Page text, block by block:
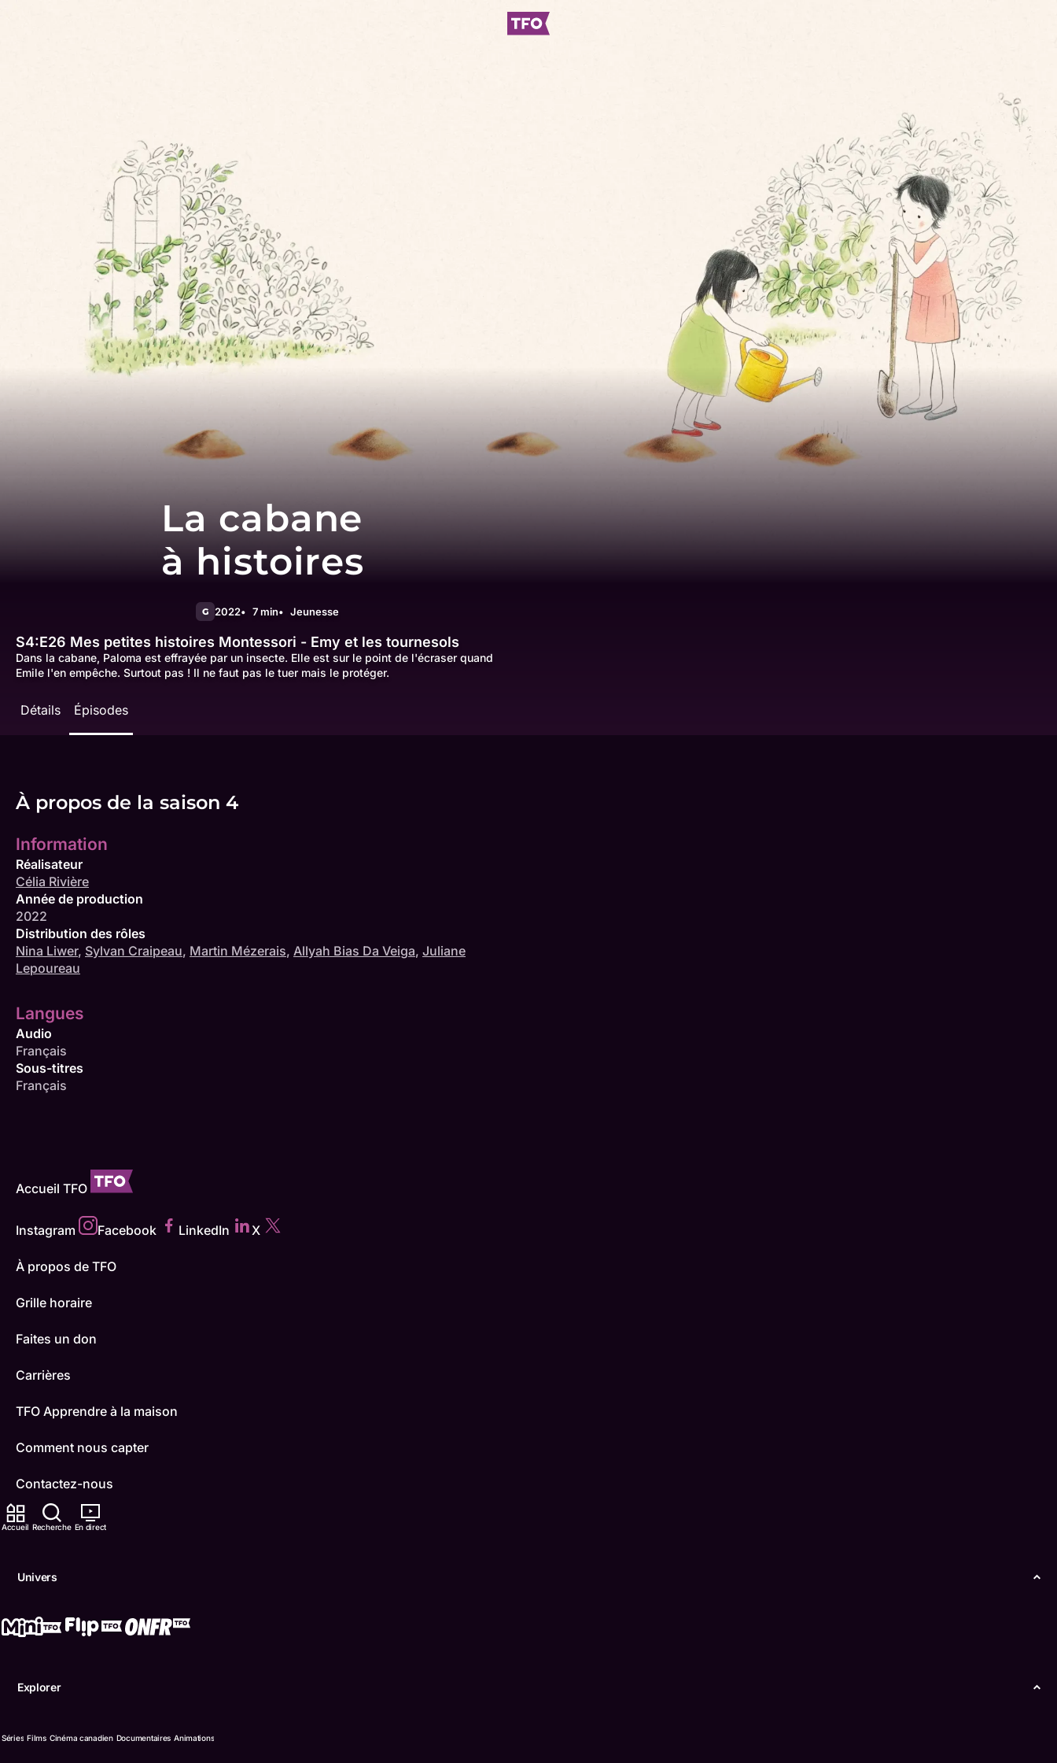
Accueil Recherche En direct
Univers
Explorer
Séries Films Cinéma canadien Documentaires Animations
La cabane
à histoires
G 2022 7 min Jeunesse
S4:E26 Mes petites histoires Montessori - Emy et les tournesols
Dans la cabane, Paloma est effrayée par un insecte. Elle est sur le point de l'écraser quand
Emile l'en empêche. Surtout pas ! Il ne faut pas le tuer mais le protéger.
Détails Épisodes
À propos de la saison 4
Information
Réalisateur
Célia Rivière
Année de production
2022
Distribution des rôles
Nina Liwer, Sylvan Craipeau, Martin Mézerais, Allyah Bias Da Veiga, Juliane
Lepoureau
Langues
Audio
Français
Sous-titres
Français
Accueil TFO
Instagram Facebook LinkedIn X
À propos de TFO
Grille horaire
Faites un don
Carrières
TFO Apprendre à la maison
Comment nous capter
Contactez-nous
ONFR
Conditions d'utilisation
© Office des télécommunications éducatives de langue française de l’Ontario (TFO) - 2026